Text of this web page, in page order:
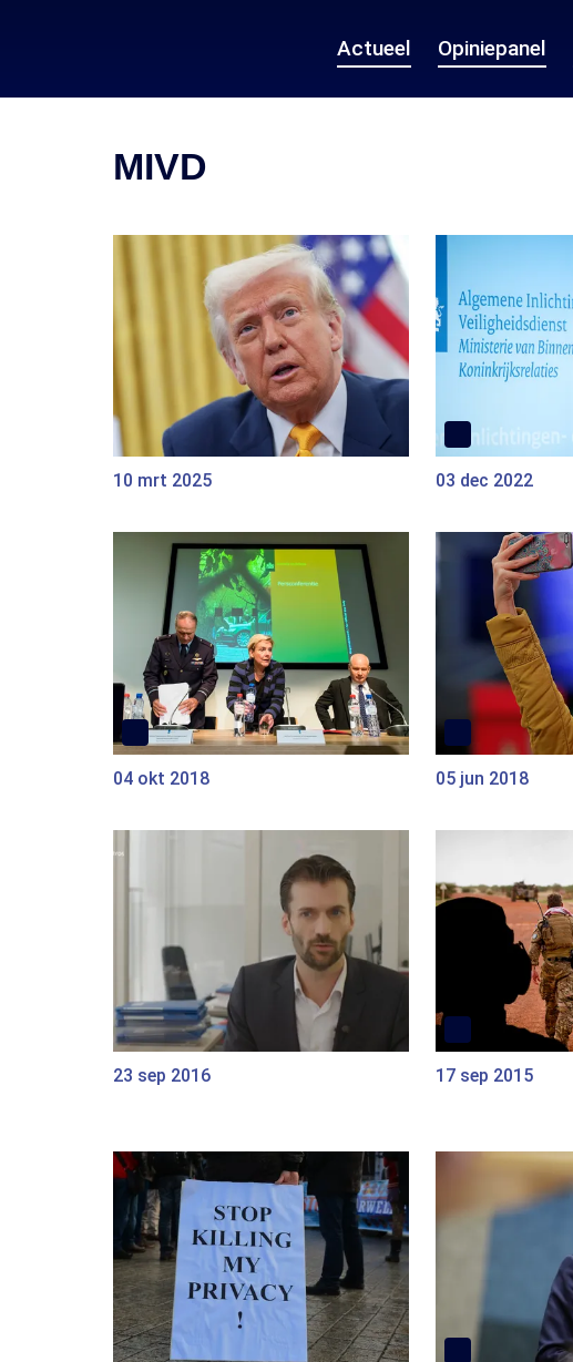
Actueel Opiniepanel
MIVD
10 mrt 2025 03 dec 2022
04 okt 2018 05 jun 2018
23 sep 2016 17 sep 2015